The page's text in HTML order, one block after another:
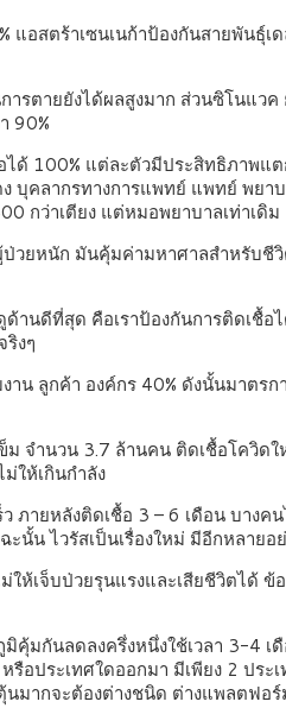
แอสตร้าเซนเนก้าป้องกันสายพันธุ์
รตายยังได้ผลสูงมาก ส่วนซิโนแ
ว่า 90%
ด้ 100% แต่ละตัวมีประสิทธิภาพ
บุคลากรทางการแพทย์ แพทย์ พ
กว่าเตียง แต่หมอพยาบาลเท่า
วยหนัก มันคุ้มค่ามหาศาลสำหรั
นดีที่สุด คือเราป้องกันการติดเ
งๆ
น ลูกค้า องค์กร 40% ดังนั้นมา
จำนวน 3.7 ล้านคน ติดเชื้อโควิ
ขไม่ให้เกินกำลัง
ยหลังติดเชื้อ 3 – 6 เดือน บาง
นั้น ไวรัสเป็นเรื่องใหม่ มีอีกหลาย
เจ็บป่วยรุนแรงและเสียชีวิตได้
มกันลดลงครึ่งหนึ่งใช้เวลา 3-4
อประเทศใดออกมา มีเพียง 2 ป
ากจะต้องต่างชนิด ต่างแพลตฟอร์